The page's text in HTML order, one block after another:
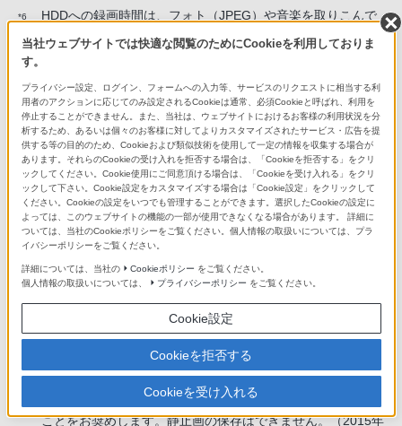
*6
HDDへの録画時間は、フォト（JPEG）や音楽を取りこんで
デジタル放送の録画時間は、放送により異なります。
ん。カートリッジからディスクを取り出しても使用できませ
ん。
*9
DVD+R DL（2層）、DVD-R DL（2層）ディスクを再生する
場合、レイヤー（層）が切り替わるときに映像/音声が一部途
切れることがあります。
*10
カートリッジ方式（Type1を除く）のDVD-RAMディスクは
カートリッジから取り出して使用してください。非CPRMの
DVD-RAMは8cmディスクにも対応です。
*11
再生できるフォトは圧縮形式がJPEG形式で、ファイル名形
式がDCF形式のものです。
*12 3Dマルチアングルは2Dでの再生となります
複数の外付けHDDを同時に接続することはできません。ご使
用には、レコーダー本体への登録が必要です。新たに登録し
直すと保存されているデータは全て消去されます。スカパ
ー！HDチューナーとのLAN接続による「スカパー！HD録
画」「CATV LAN録画」を行うことはできません。本機修理
に伴い、内蔵HDD同様に外付けHDDも初期化が必要になる場
合があります。ブルーレイディスクなどにダビングしておく
ことをお奨めします。静止画の保存はできません。（2015年
当社ウェブサイトでは快適な閲覧のためにCookieを利用しておりま
す。
プライバシー設定、ログイン、フォームへの入力等、サービスのリクエストに相当する利
用者のアクションに応じてのみ設定されるCookieは通常、必須Cookieと呼ばれ、利用を
停止することができません。また、当社は、ウェブサイトにおけるお客様の利用状況を分
析するため、あるいは個々のお客様に対してよりカスタマイズされたサービス・広告を提
供する等の目的のため、Cookieおよび類似技術を使用して一定の情報を収集する場合が
あります。それらのCookieの受け入れを拒否する場合は、「Cookieを拒否する」をクリ
ックしてください。Cookie使用にご同意頂ける場合は、「Cookieを受け入れる」をクリ
ックして下さい。Cookie設定をカスタマイズする場合は「Cookie設定」をクリックして
ください。Cookieの設定をいつでも管理することができます。選択したCookieの設定に
よっては、このウェブサイトの機能の一部が使用できなくなる場合があります。 詳細に
ついては、当社のCookieポリシーをご覧ください。個人情報の取扱いについては、プラ
イバシーポリシーをご覧ください。
詳細については、当社の Cookieポリシー をご覧ください。
個人情報の取扱いについては、
プライバシーポリシー をご覧ください。
Cookie設定
Cookieを拒否する
Cookieを受け入れる